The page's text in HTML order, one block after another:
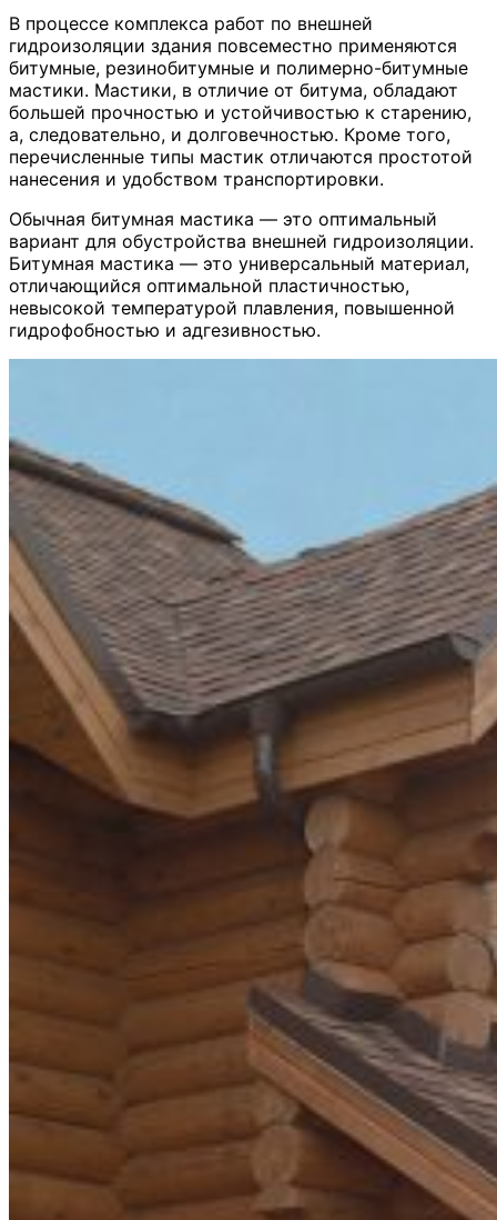
В процессе комплекса работ по внешней
гидроизоляции здания повсеместно применяются
битумные, резинобитумные и полимерно-битумные
мастики. Мастики, в отличие от битума, обладают
большей прочностью и устойчивостью к старению,
а, следовательно, и долговечностью. Кроме того,
перечисленные типы мастик отличаются простотой
нанесения и удобством транспортировки.
Обычная битумная мастика — это оптимальный
вариант для обустройства внешней гидроизоляции.
Битумная мастика — это универсальный материал,
отличающийся оптимальной пластичностью,
невысокой температурой плавления, повышенной
гидрофобностью и адгезивностью.